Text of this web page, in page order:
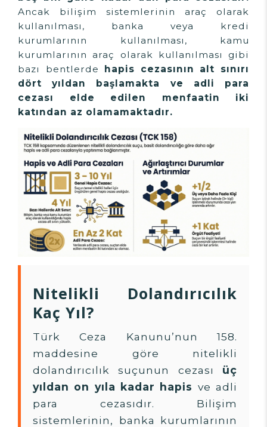
Ancak bilişim sistemlerinin araç olarak
kullanılması, banka veya kredi
kurumlarının kullanılması, kamu
kurumlarının araç olarak kullanılması gibi
bazı bentlerde hapis cezasının alt sınırı
dört yıldan başlamakta ve adli para
cezası elde edilen menfaatin iki
katından az olamamaktadır.
Nitelikli Dolandırıcılık
Kaç Yıl?
Türk Ceza Kanunu’nun 158.
maddesine göre nitelikli
dolandırıcılık suçunun cezası üç
yıldan on yıla kadar hapis ve adli
para cezasıdır. Bilişim
sistemlerinin, banka kurumlarının